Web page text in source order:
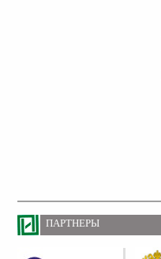
ПАРТНЕРЫ